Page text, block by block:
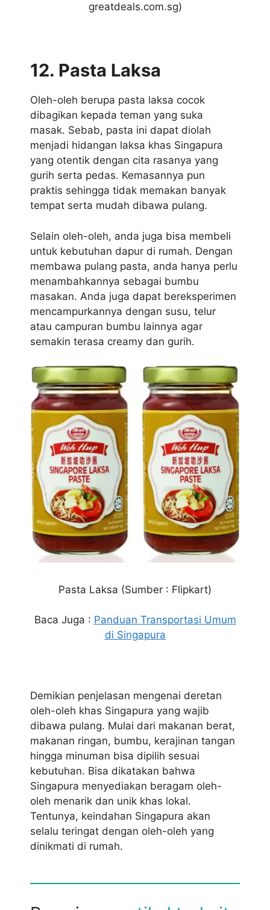
greatdeals.com.sg)
12. Pasta Laksa
Oleh-oleh berupa pasta laksa cocok
dibagikan kepada teman yang suka
masak. Sebab, pasta ini dapat diolah
menjadi hidangan laksa khas Singapura
yang otentik dengan cita rasanya yang
gurih serta pedas. Kemasannya pun
praktis sehingga tidak memakan banyak
tempat serta mudah dibawa pulang.
Selain oleh-oleh, anda juga bisa membeli
untuk kebutuhan dapur di rumah. Dengan
membawa pulang pasta, anda hanya perlu
menambahkannya sebagai bumbu
masakan. Anda juga dapat bereksperimen
mencampurkannya dengan susu, telur
atau campuran bumbu lainnya agar
semakin terasa creamy dan gurih.
Pasta Laksa (Sumber : Flipkart)
Baca Juga : Panduan Transportasi Umum
di Singapura
Demikian penjelasan mengenai deretan
oleh-oleh khas Singapura yang wajib
dibawa pulang. Mulai dari makanan berat,
makanan ringan, bumbu, kerajinan tangan
hingga minuman bisa dipilih sesuai
kebutuhan. Bisa dikatakan bahwa
Singapura menyediakan beragam oleh-
oleh menarik dan unik khas lokal.
Tentunya, keindahan Singapura akan
selalu teringat dengan oleh-oleh yang
dinikmati di rumah.